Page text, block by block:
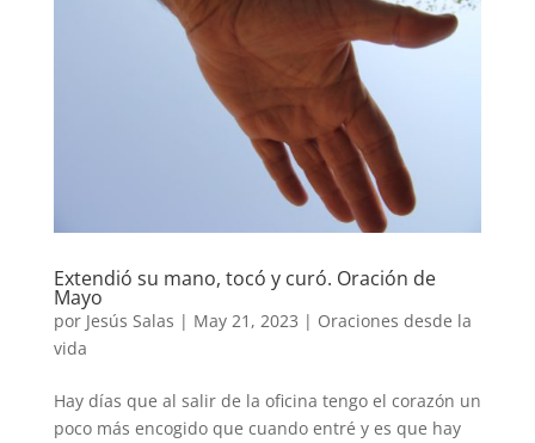
Extendió su mano, tocó y curó. Oración de
Mayo
por Jesús Salas | May 21, 2023 | Oraciones desde la
vida
Hay días que al salir de la oficina tengo el corazón un
poco más encogido que cuando entré y es que hay